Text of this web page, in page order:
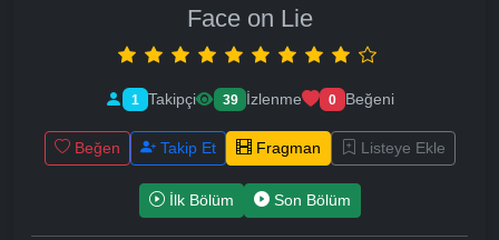
Face on Lie
1 Takipçi 39 İzlenme 0 Beğeni
Beğen Takip Et Fragman Listeye Ekle
İlk Bölüm Son Bölüm